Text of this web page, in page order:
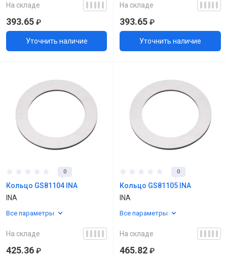
На складе
393.65 ₽
Уточнить наличие
На складе
393.65 ₽
Уточнить наличие
0
Кольцо GS81104 INA
INA
Все параметры
На складе
425.36 ₽
0
Кольцо GS81105 INA
INA
Все параметры
На складе
465.82 ₽